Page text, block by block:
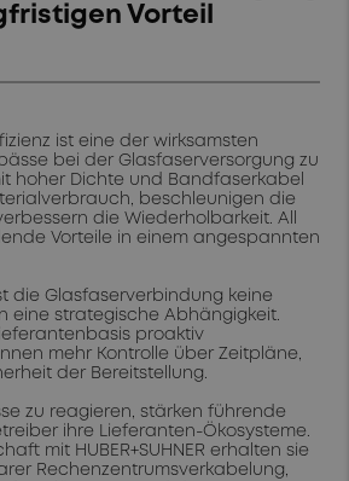
Vorteil
ist eine der wirksamsten
bei der Glasfaserversorgung zu
hoher Dichte und Bandfaserkabel
beschleunigen die
die Wiederholbarkeit. All
Vorteile in einem angespannten
die Glasfaserverbindung keine
eine strategische Abhängigkeit.
proaktiv
mehr Kontrolle über Zeitpläne,
der Bereitstellung.
zu reagieren, stärken führende
ihre Lieferanten-Ökosysteme.
mit HUBER+SUHNER erhalten sie
Rechenzentrumsverkabelung,